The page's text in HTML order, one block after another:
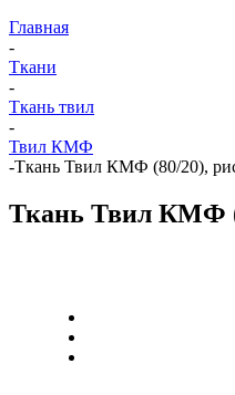
Главная
-
Ткани
-
Ткань твил
-
Твил КМФ
-Ткань Твил КМФ (80/20),
Ткань Твил КМФ